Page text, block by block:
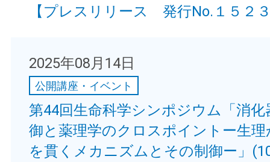
【プレスリリース 発行No.１５２
2025年08月14日
公開講座・イベント
第44回生命科学シンポジウム「消化
御と薬理学のクロスポイントー生
を貫くメカニズムとその制御ー」